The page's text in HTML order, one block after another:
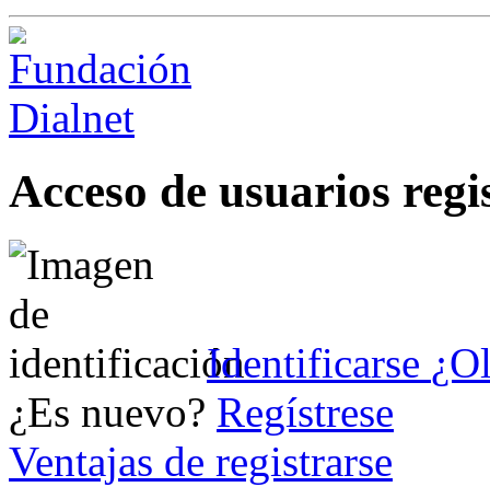
Acceso de usuarios
Identificarse
¿Es nuevo? Regístrese
Ventajas de registrarse